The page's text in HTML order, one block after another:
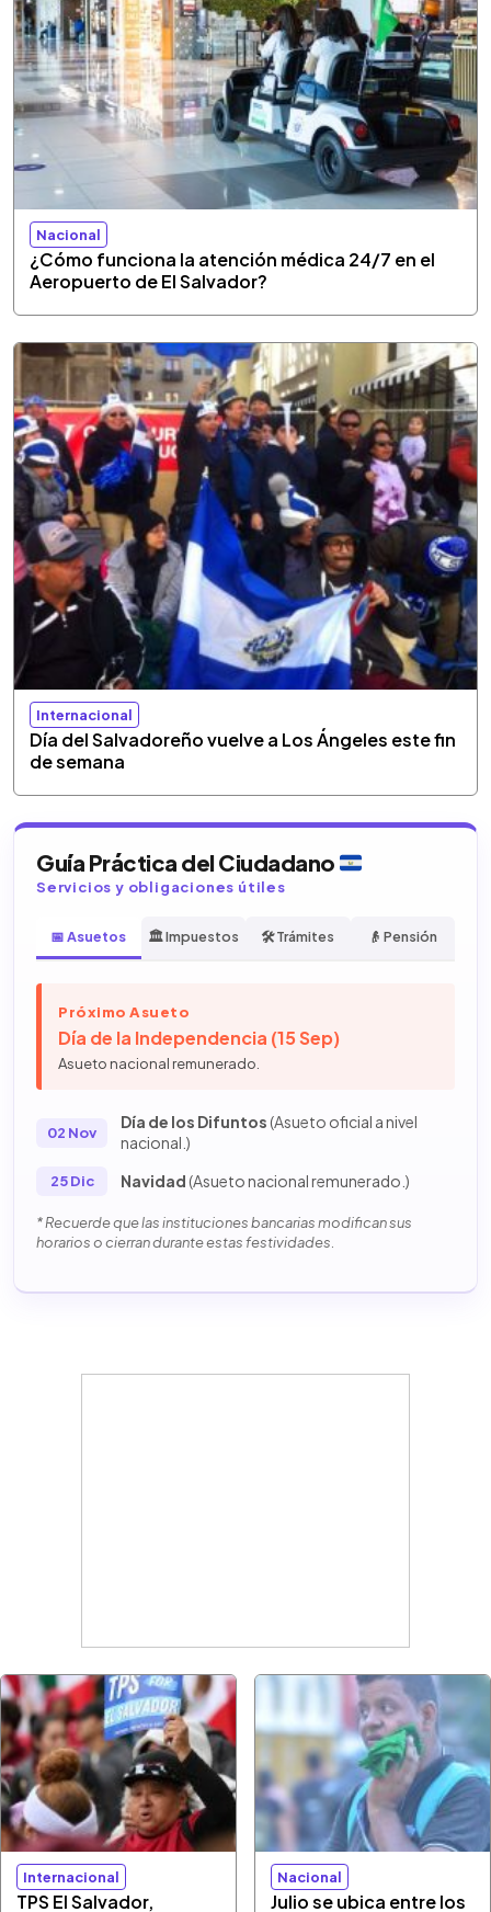
Nacional
¿Cómo funciona la atención médica 24/7 en el
Aeropuerto de El Salvador?
Internacional
Día del Salvadoreño vuelve a Los Ángeles este fin
de semana
Guía Práctica del Ciudadano
Servicios y obligaciones útiles
📅 Asuetos 🏛️ Impuestos 🛠️ Trámites 👴 Pensión
Próximo Asueto
Día de la Independencia (15 Sep)
Asueto nacional remunerado.
02 Nov
Día de los Difuntos(Asueto oficial a nivel
nacional.)
25 Dic Navidad(Asueto nacional remunerado.)
* Recuerde que las instituciones bancarias modifican sus
horarios o cierran durante estas festividades.
Internacional
TPS El Salvador,
Nacional
Julio se ubica entre los